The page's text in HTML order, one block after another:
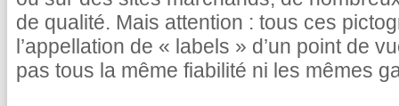
de qualité. Mais attention : tous ces
l’appellation de « labels » d’un point de
pas tous la même fiabilité ni les mêmes